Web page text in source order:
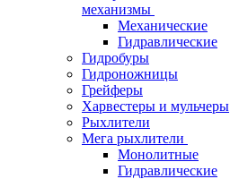
механизмы
Механические
Гидравлические
Гидробуры
Гидроножницы
Грейферы
Харвестеры и мульчеры
Рыхлители
Мега рыхлители
Монолитные
Гидравлические